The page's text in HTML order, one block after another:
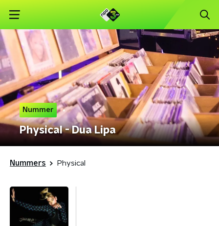
Nummer
Physical - Dua Lipa
Nummers Physical